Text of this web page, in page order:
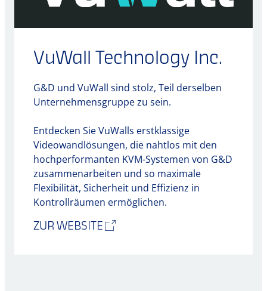
VuWall Technology Inc.
G&D und VuWall sind stolz, Teil derselben
Unternehmensgruppe zu sein.
Entdecken Sie VuWalls erstklassige
Videowandlösungen, die nahtlos mit den
hochperformanten KVM-Systemen von G&D
zusammenarbeiten und so maximale
Flexibilität, Sicherheit und Effizienz in
Kontrollräumen ermöglichen.
ZUR WEBSITE